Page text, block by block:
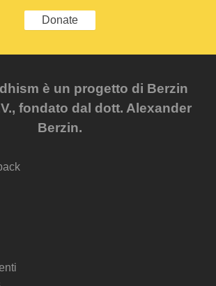
Donate
è un progetto di Berzin
fondato dal dott. Alexander
Berzin.